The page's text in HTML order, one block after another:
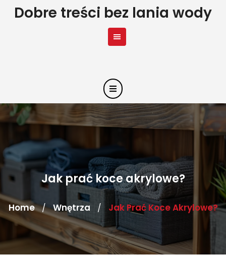
SkipDobre treści bez lania wody
Jak prać koce akrylowe?
Home / Wnętrza / Jak Prać Koce Akrylowe?